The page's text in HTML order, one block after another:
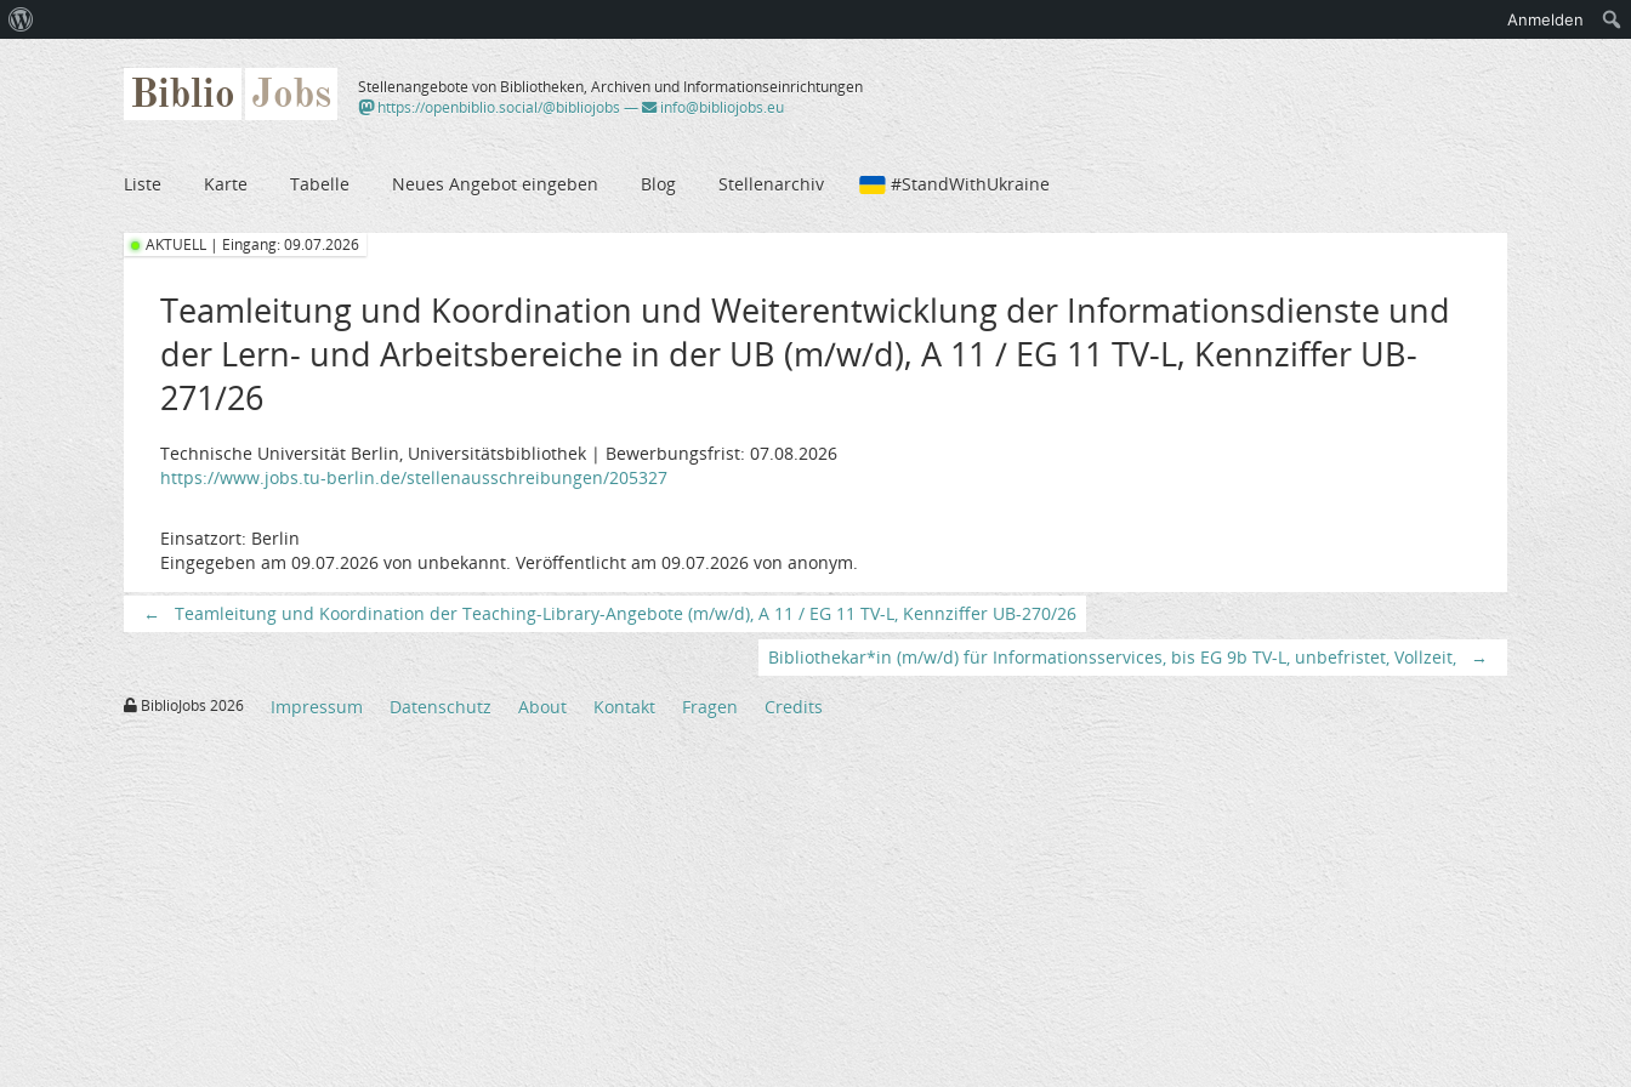
Biblio Jobs
Stellenangebote von Bibliotheken, Archiven und Informationseinrichtungen
https://openbiblio.social/@bibliojobs — info@bibliojobs.eu
Liste Karte Tabelle Neues Angebot eingeben Blog Stellenarchiv #StandWithUkraine
AKTUELL | Eingang: 09.07.2026
Teamleitung und Koordination und Weiterentwicklung der Informationsdienste und
der Lern- und Arbeitsbereiche in der UB (m/w/d), A 11 / EG 11 TV-L, Kennziffer UB-
271/26
Technische Universität Berlin, Universitätsbibliothek | Bewerbungsfrist: 07.08.2026
https://www.jobs.tu-berlin.de/stellenausschreibungen/205327
Einsatzort: Berlin
Eingegeben am 09.07.2026 von unbekannt. Veröffentlicht am 09.07.2026 von anonym.
←
Teamleitung und Koordination der Teaching-Library-Angebote (m/w/d), A 11 / EG 11 TV-L, Kennziffer UB-270/26
Bibliothekar*in (m/w/d) für Informationsservices, bis EG 9b TV-L, unbefristet, Vollzeit,
→
BiblioJobs 2026 Impressum Datenschutz About Kontakt Fragen Credits
WordPress
Anmelden